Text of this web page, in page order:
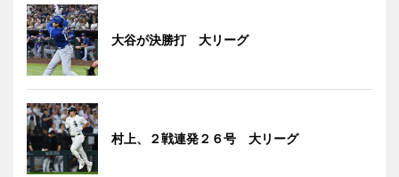
大谷が決勝打 大リーグ
村上、２戦連発２６号 大リーグ